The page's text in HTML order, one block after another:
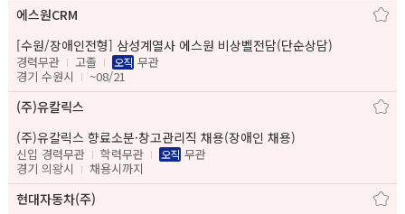
에스원CRM
[수원/장애인전형] 삼성계열사 에스원 비상벨전담(단순상담)
경력무관 고졸 오직 무관
경기 수원시
~08/21
(주)유칼릭스
(주)유칼릭스 향료소분·창고관리직 채용(장애인 채용)
신입 경력무관 학력무관 오직 무관
경기 의왕시
채용시까지
현대자동차(주)